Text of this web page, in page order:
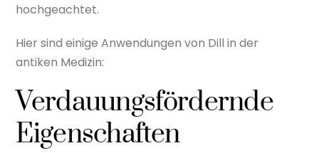
hochgeachtet.
Hier sind einige Anwendungen von Dill in der
antiken Medizin:
Verdauungsfördernde
Eigenschaften